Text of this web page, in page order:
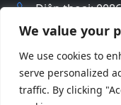
We value your
We use cookies to
serve personalized
traffic. By clicking
Điện thoại: